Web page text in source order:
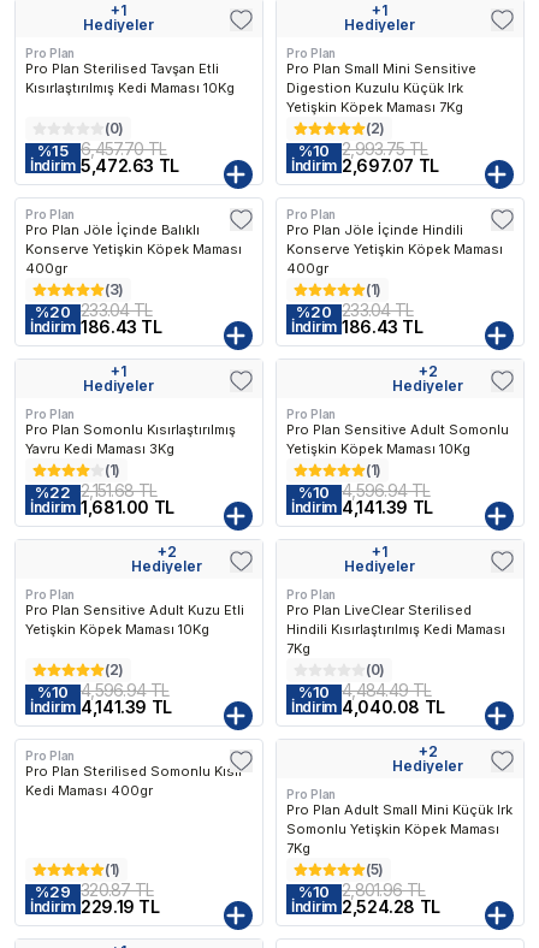
+1
Hediyeler
Pro Plan
Pro Plan Sterilised Tavşan Etli
Kısırlaştırılmış Kedi Maması 10Kg
(0)
%15
İndirim
6,457.70 TL
5,472.63 TL
+1
Hediyeler
Pro Plan
Pro Plan Small Mini Sensitive
Digestion Kuzulu Küçük Irk
Yetişkin Köpek Maması 7Kg
(2)
%10
İndirim
2,993.75 TL
2,697.07 TL
Pro Plan
Pro Plan Jöle İçinde Balıklı
Konserve Yetişkin Köpek Maması
400gr
(3)
%20
İndirim
233.04 TL
186.43 TL
Pro Plan
Pro Plan Jöle İçinde Hindili
Konserve Yetişkin Köpek Maması
400gr
(1)
%20
İndirim
233.04 TL
186.43 TL
+1
Hediyeler
Pro Plan
Pro Plan Somonlu Kısırlaştırılmış
Yavru Kedi Maması 3Kg
(1)
%22
İndirim
2,151.68 TL
1,681.00 TL
+2
Hediyeler
Pro Plan
Pro Plan Sensitive Adult Somonlu
Yetişkin Köpek Maması 10Kg
(1)
%10
İndirim
4,596.94 TL
4,141.39 TL
+2
Hediyeler
Pro Plan
Pro Plan Sensitive Adult Kuzu Etli
Yetişkin Köpek Maması 10Kg
(2)
%10
İndirim
4,596.94 TL
4,141.39 TL
Kargo Bedava
En Çok Favorilenen En Çok
+1
Hediyeler
Pro Plan
Pro Plan LiveClear Sterilised
Hindili Kısırlaştırılmış Kedi Maması
7Kg
(0)
%10
İndirim
4,484.49 TL
4,040.08 TL
Pro Plan
Pro Plan Sterilised Somonlu Kısır
Kedi Maması 400gr
(1)
%29
İndirim
320.87 TL
229.19 TL
+2
Hediyeler
Pro Plan
Pro Plan Adult Small Mini Küçük Irk
Somonlu Yetişkin Köpek Maması
7Kg
(5)
%10
İndirim
2,801.96 TL
2,524.28 TL